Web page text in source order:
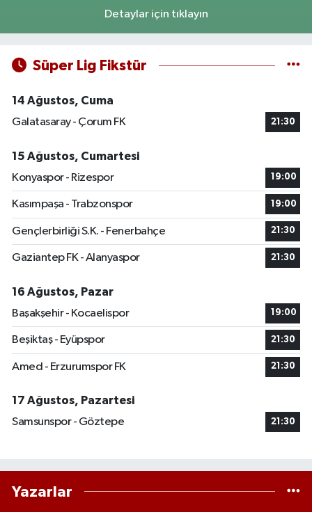
Detaylar için tıklayın
Süper Lig Fikstür
14 Ağustos, Cuma
Galatasaray - Çorum FK
21:30
15 Ağustos, Cumartesi
Konyaspor - Rizespor
19:00
Kasımpaşa - Trabzonspor 19:00
Gençlerbirliği S.K. - Fenerbahçe 21:30
Gaziantep FK - Alanyaspor 21:30
16 Ağustos, Pazar
Başakşehir - Kocaelispor
19:00
Beşiktaş - Eyüpspor 21:30
Amed - Erzurumspor FK 21:30
17 Ağustos, Pazartesi
Samsunspor - Göztepe
21:30
Yazarlar